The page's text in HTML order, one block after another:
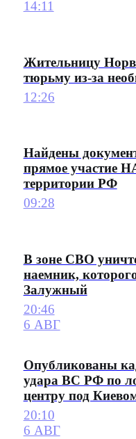
14:11
Жительницу
тюрьму из-за
12:26
Найдены
прямое участие
территории РФ
09:28
В зоне СВО
наемник,
Залужный
20:46
6 АВГ
Опубликованы
удара ВС РФ по
центру под
20:10
6 АВГ